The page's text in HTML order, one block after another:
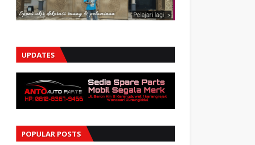
UPDATES
POPULAR POSTS